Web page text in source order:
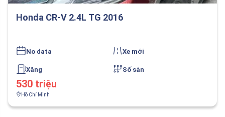
Honda CR-V 2.4L TG 2016
No data Xe mới
Xăng Số sàn
530 triệu
Hồ Chí Minh